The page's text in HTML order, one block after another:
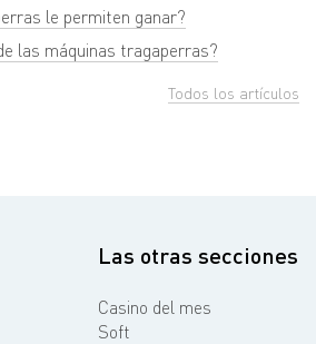
le permiten ganar?
las máquinas tragaperras?
Todos los artículos
Las otras secciones
Casino del mes
Soft